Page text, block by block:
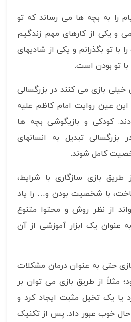
را به بچه ها می رساند که تو
و یکی از کارهای مهم زندگیم
تو بگذرانم و یکی از شادیهای
تو بودن است.
بازی می کنند در بزرگسالی
این عین روایت امام کاظم علیه
کودکی و بازیگوشی بچه ها
تبدیل به انسانهای
کامل شوند.
بازی سازگاری با شرایط،
با شخصیت بودن و… را یاد
از نظر روش و محتوا متنوع
عنوان یک ابزار آموزشی از آن
حتی به عنوان درمان مشکلات
مثلاً از طریق بازی می توان بر
یا یک تخیل مثبت ایجاد کرد و
حال خوب عبور داد. پس از تکنیک